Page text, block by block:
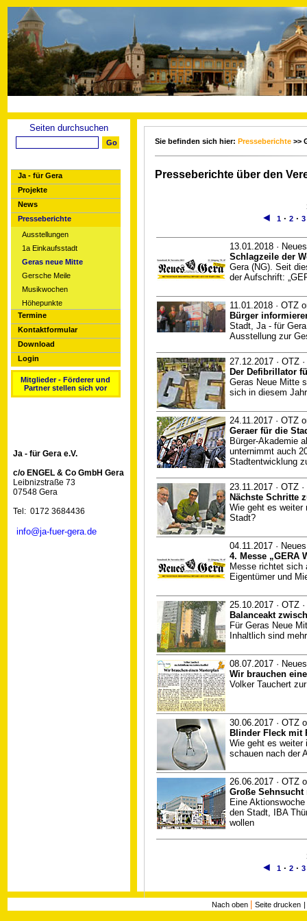
Seiten durchsuchen
Ja - für Gera
Projekte
News
Presseberichte
Ausstellungen
1a Einkaufsstadt
Geras neue Mitte
Gersche Meile
Musikwochen
Höhepunkte
Termine
Kontaktformular
Download
Login
Mitglieder - Förderer und
Partner stellen sich vor
Ja - für Gera e.V.
c/o ENGEL & Co GmbH Gera
Leibnizstraße 73
07548 Gera
Tel: 0172 3684436
info@ja-fuer-gera.de
Sie befinden sich hier: Presseberichte>>
Presseberichte über den
◄ 1· 2· 3
13.01.2018 ·
Schlagzeile der
Gera (NG). Seit
der Aufschrift:
11.01.2018 · OTZ
Bürger
Stadt, Ja - für
Ausstellung zur
27.12.2017 · OTZ
Der Defibrillator
Geras Neue Mitte
sich in diesem
24.11.2017 · OTZ
Geraer für die
Bürger-Akademie
unternimmt auch
Stadtentwicklung
23.11.2017 · OTZ
Nächste Schritte
Wie geht es weiter
Stadt?
04.11.2017 ·
4. Messe „GERA
Messe richtet sich
Eigentümer und
25.10.2017 · OTZ
Balanceakt
Für Geras Neue
Inhaltlich sind
08.07.2017 ·
Wir brauchen
Volker Tauchert
30.06.2017 · OTZ
Blinder Fleck mit
Wie geht es weiter
schauen nach der
26.06.2017 · OTZ
Große Sehnsucht
Eine
den Stadt, IBA
wollen
◄ 1· 2· 3
Nach oben Seite drucken